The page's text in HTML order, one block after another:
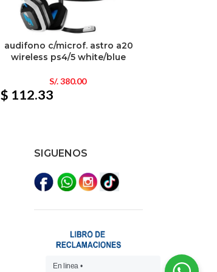
audifono c/microf. astro a20
wireless ps4/5 white/blue
S/.380.00
$ 112.33
SIGUENOS
En linea •